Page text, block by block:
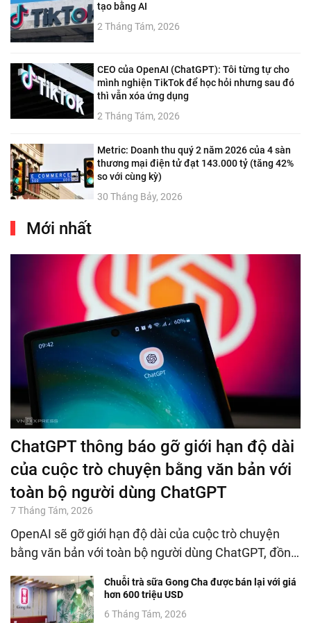
tạo bằng AI
2 Tháng Tám, 2026
CEO của OpenAI (ChatGPT): Tôi từng tự cho
mình nghiện TikTok để học hỏi nhưng sau đó
thì vẫn xóa ứng dụng
2 Tháng Tám, 2026
Metric: Doanh thu quý 2 năm 2026 của 4 sàn
thương mại điện tử đạt 143.000 tỷ (tăng 42%
so với cùng kỳ)
30 Tháng Bảy, 2026
Mới nhất
ChatGPT thông báo gỡ giới hạn độ dài
của cuộc trò chuyện bằng văn bản với
toàn bộ người dùng ChatGPT
7 Tháng Tám, 2026
OpenAI sẽ gỡ giới hạn độ dài của cuộc trò chuyện
bằng văn bản với toàn bộ người dùng ChatGPT, đồn…
Chuỗi trà sữa Gong Cha được bán lại với giá
hơn 600 triệu USD
6 Tháng Tám, 2026